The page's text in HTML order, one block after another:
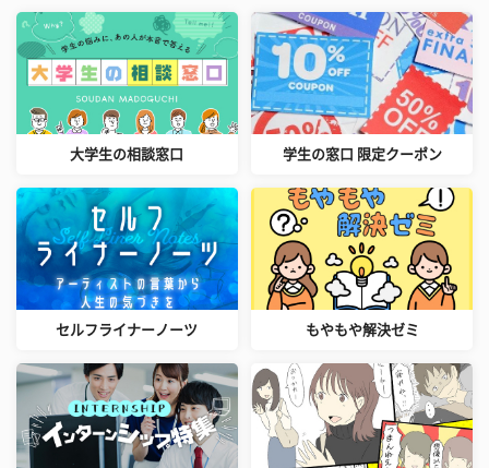
大学生の相談窓口 学生の窓口 限定クーポン
セルフライナーノーツ もやもや解決ゼミ